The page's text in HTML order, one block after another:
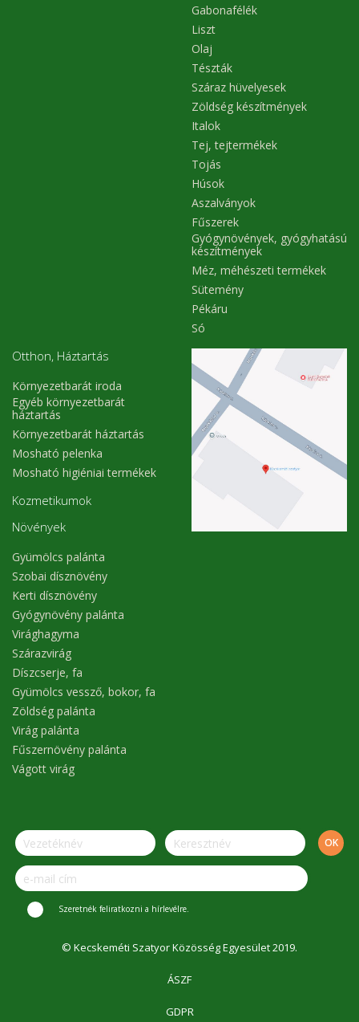
Gabonafélék
Liszt
Olaj
Tészták
Száraz hüvelyesek
Zöldség készítmények
Italok
Tej, tejtermékek
Tojás
Húsok
Aszalványok
Fűszerek
Gyógynövények, gyógyhatású
készítmények
Méz, méhészeti termékek
Sütemény
Pékáru
Só
Otthon, Háztartás
Környezetbarát iroda
Egyéb környezetbarát
háztartás
Környezetbarát háztartás
Mosható pelenka
Mosható higiéniai termékek
Kozmetikumok
Növények
Gyümölcs palánta
Szobai dísznövény
Kerti dísznövény
Gyógynövény palánta
Virághagyma
Szárazvirág
Díszcserje, fa
Gyümölcs vessző, bokor, fa
Zöldség palánta
Virág palánta
Fűszernövény palánta
Vágott virág
Szeretnék feliratkozni a hírlevélre.
© Kecskeméti Szatyor Közösség Egyesület 2019.
ÁSZF
GDPR